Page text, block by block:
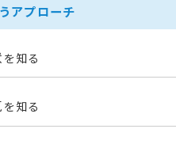
アプローチ
を知る
を知る